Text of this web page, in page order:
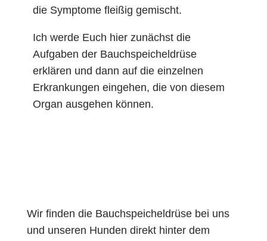
die Symptome fleißig gemischt.
Ich werde Euch hier zunächst die
Aufgaben der Bauchspeicheldrüse
erklären und dann auf die einzelnen
Erkrankungen eingehen, die von diesem
Organ ausgehen können.
Wir finden die Bauchspeicheldrüse bei uns
und unseren Hunden direkt hinter dem